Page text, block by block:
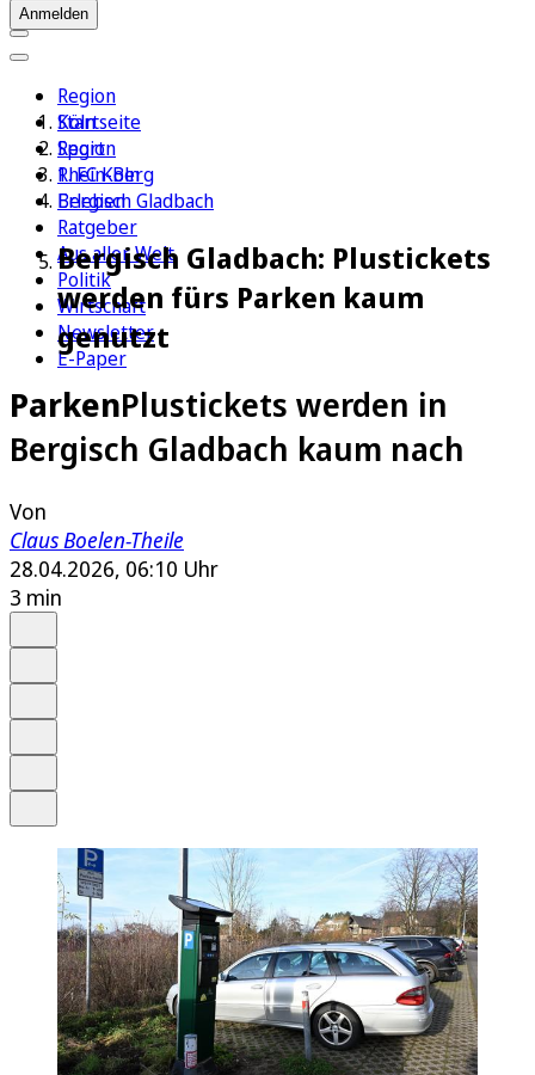
Anmelden
Region
Köln
Sport
1. FC Köln
Erleben
Ratgeber
Aus aller Welt
Politik
Wirtschaft
Newsletter
E-Paper
Startseite
Region
Rhein-Berg
Bergisch Gladbach
Bergisch Gladbach: Plustickets
werden fürs Parken kaum
genutzt
ParkenPlustickets werden in
Bergisch Gladbach kaum nach
Von
Claus Boelen-Theile
28.04.2026, 06:10 Uhr
3 min